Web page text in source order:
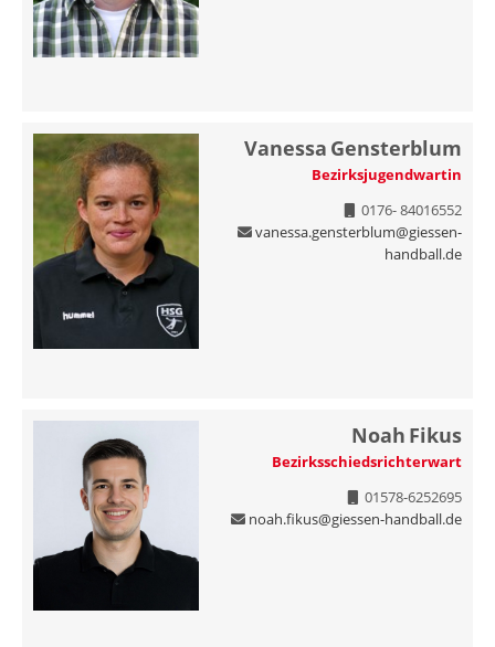
Vanessa Gensterblum
Bezirksjugendwartin
0176- 84016552
vanessa.gensterblum@giessen-
handball.de
Noah Fikus
Bezirksschiedsrichterwart
01578-6252695
noah.fikus@giessen-handball.de